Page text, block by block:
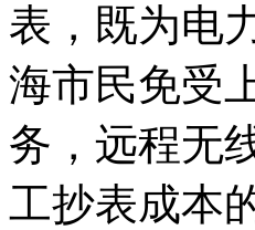
表，既为电
海市民免受
务，远程无
工抄表成本